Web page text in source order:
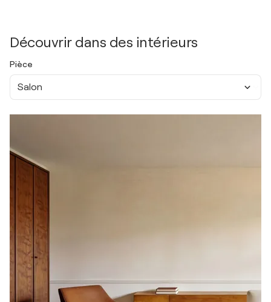
Découvrir dans des intérieurs
Pièce
Salon